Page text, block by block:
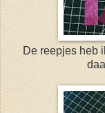
De reepjes heb